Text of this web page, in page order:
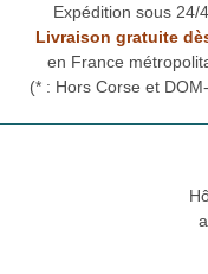
Expédition sous 24/
Livraison gratuite
en France
(* : Hors Corse et